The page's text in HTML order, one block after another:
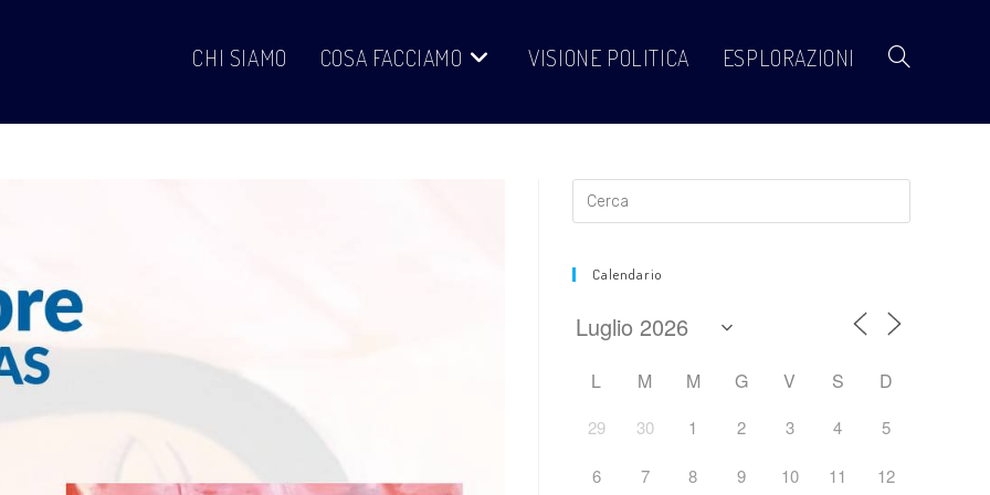
CHI SIAMO COSA FACCIAMO VISIONE POLITICA ESPLORAZIONI Attiva/disattiva
sul
sito
Calendario
L M M G V S D
29 30 1 2 3 4 5
6 7 8 9 10 11 12